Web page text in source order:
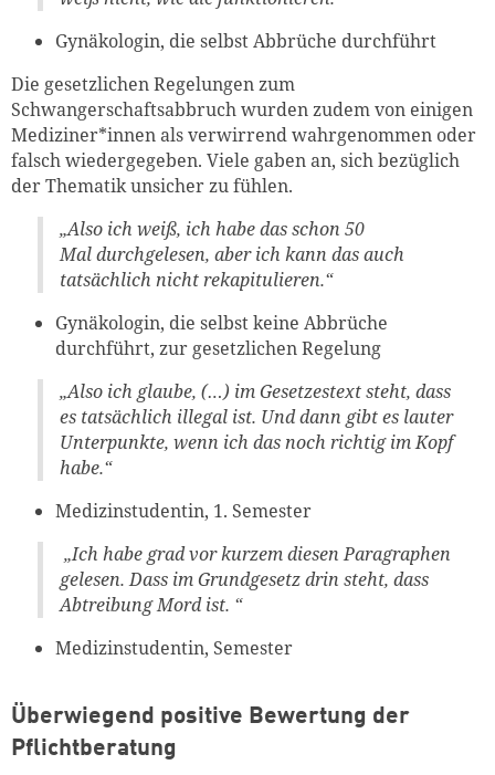
Gynäkologin, die selbst Abbrüche durchführt
Die gesetzlichen Regelungen zum
Schwangerschaftsabbruch wurden zudem von einigen
Mediziner*innen als verwirrend wahrgenommen oder
falsch wiedergegeben. Viele gaben an, sich bezüglich
der Thematik unsicher zu fühlen.
„Also ich weiß, ich habe das schon 50
Maldurchgelesen, aber ich kann das auch
tatsächlich nicht rekapitulieren.“
Gynäkologin, die selbst keine Abbrüche
durchführt, zur gesetzlichen Regelung
„Also ich glaube, (…) im Gesetzestext steht, dass
es tatsächlich illegal ist. Und dann gibt es lauter
Unterpunkte, wenn ich das noch richtig im Kopf
habe.“
Medizinstudentin, 1. Semester
„Ich habe grad vor kurzem diesen Paragraphen
gelesen. Dass im Grundgesetz drin steht, dass
Abtreibung Mord ist. “
Medizinstudentin, Semester
Überwiegend positive Bewertung der
Pflichtberatung